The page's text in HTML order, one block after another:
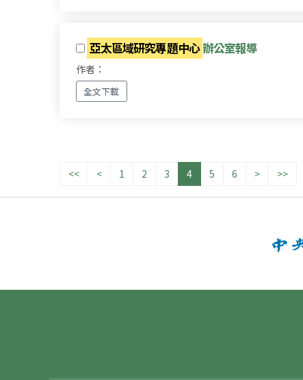
亞太區域研究專題中心 辦公室報導
作者：
全文下載
<< < 1 2 3 4 5 6 > >>